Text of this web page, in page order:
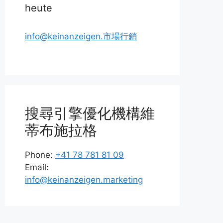
heute
info@keinanzeigen.市場行銷
搜尋引擎優化機構維
蒂布施拉格
Phone: +41 78 781 81 09
Email:
info@keinanzeigen.marketing